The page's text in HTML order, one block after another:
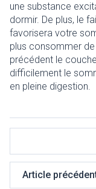
une substance
dormir. De plus, le
favorisera votre
plus consommer
précédent le
difficilement le
en pleine digestion.
Article